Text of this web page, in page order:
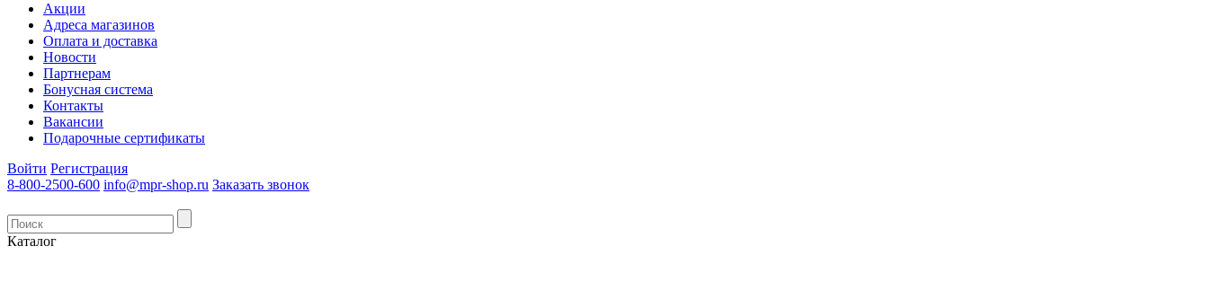
Акции
Адреса магазинов
Оплата и доставка
Новости
Партнерам
Бонусная система
Контакты
Вакансии
Подарочные сертификаты
Войти Регистрация
8-800-2500-600 info@mpr-shop.ru Заказать звонок
Каталог